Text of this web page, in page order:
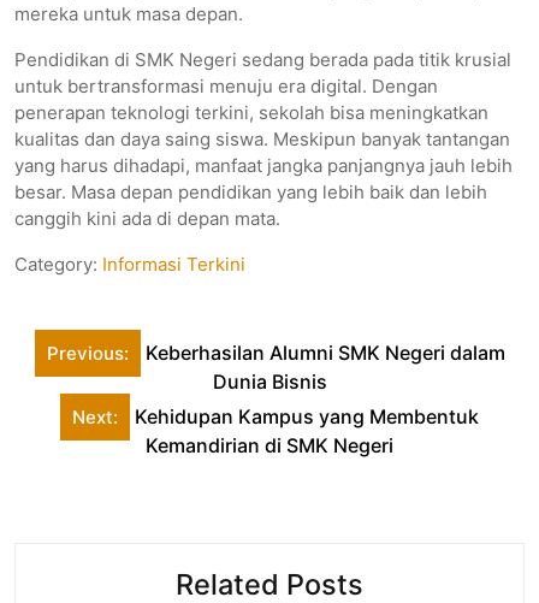
mereka untuk masa depan.
Pendidikan di SMK Negeri sedang berada pada titik krusial
untuk bertransformasi menuju era digital. Dengan
penerapan teknologi terkini, sekolah bisa meningkatkan
kualitas dan daya saing siswa. Meskipun banyak tantangan
yang harus dihadapi, manfaat jangka panjangnya jauh lebih
besar. Masa depan pendidikan yang lebih baik dan lebih
canggih kini ada di depan mata.
Category: Informasi Terkini
Post
navigation
Previous:
Keberhasilan Alumni SMK Negeri dalam
Dunia Bisnis
Next:
Kehidupan Kampus yang Membentuk
Kemandirian di SMK Negeri
Related Posts